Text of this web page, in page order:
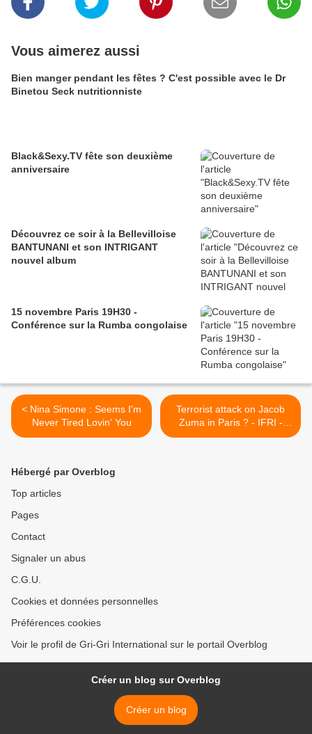
Vous aimerez aussi
Bien manger pendant les fêtes ? C'est possible avec le Dr
Binetou Seck nutritionniste
Black&Sexy.TV fête son deuxième
anniversaire
Découvrez ce soir à la Bellevilloise
BANTUNANI et son INTRIGANT
nouvel album
15 novembre Paris 19H30 -
Conférence sur la Rumba congolaise
< Nina Simone : Seems I'm
Never Tired Lovin' You
Terrorist attack on Jacob
Zuma in Paris ? - IFRI -
3/3/2011 >
Hébergé par Overblog
Top articles
Pages
Contact
Signaler un abus
C.G.U.
Cookies et données personnelles
Préférences cookies
Voir le profil de Gri-Gri International sur le portail Overblog
Créer un blog sur Overblog
Créer un blog